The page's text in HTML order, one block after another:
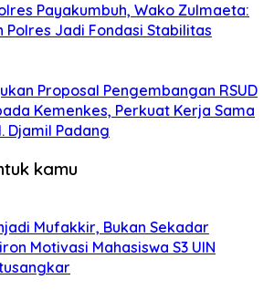
Payakumbuh, Wako Zulmaeta:
Polres Jadi Fondasi Stabilitas
Proposal Pengembangan RSUD
Kemenkes, Perkuat Kerja Sama
Djamil Padang
kamu
Mufakkir, Bukan Sekadar
Motivasi Mahasiswa S3 UIN